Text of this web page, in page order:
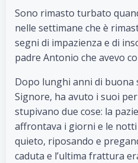
Sono rimasto turbato
nelle settimane che è
segni di impazienza e di
padre Antonio che avevo
Dopo lunghi anni di buona
Signore, ha avuto i suoi
stupivano due cose: la
affrontava i giorni e le
quieto, riposando e
caduta e l’ultima frattura